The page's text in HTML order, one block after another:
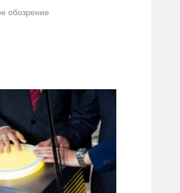
обозрение